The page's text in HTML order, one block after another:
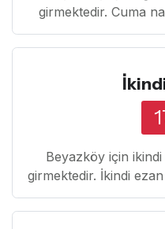
girmektedir. Cuma
Beyazköy için ikindi
girmektedir. İkindi